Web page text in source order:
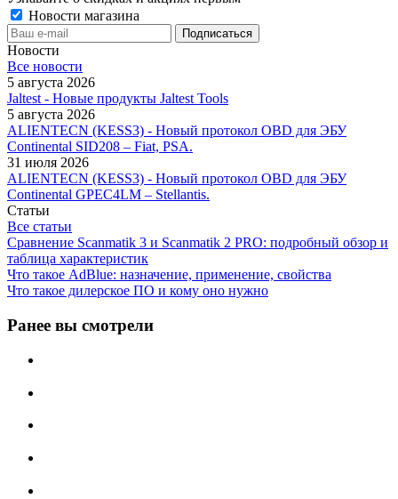
Новости магазина
Новости
Все новости
5 августа 2026
Jaltest - Новые продукты Jaltest Tools
5 августа 2026
ALIENTECN (KESS3) - Новый протокол OBD для ЭБУ
Continental SID208 – Fiat, PSA.
31 июля 2026
ALIENTECN (KESS3) - Новый протокол OBD для ЭБУ
Continental GPEC4LM – Stellantis.
Статьи
Все статьи
Сравнение Scanmatik 3 и Scanmatik 2 PRO: подробный обзор и
таблица характеристик
Что такое AdBlue: назначение, применение, свойства
Что такое дилерское ПО и кому оно нужно
Ранее вы смотрели